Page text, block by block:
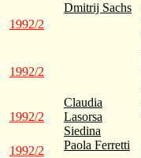
1992/2
Dmitrij Sachs
1992/2
1992/2
Claudia
Lasorsa
Siedina
1992/2 Paola Ferretti